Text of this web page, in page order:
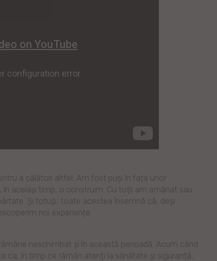
a călători altfel. Am fost puși în fața unor
același timp, o construim. Cu toții am amânat sau
Și totuși, toate acestea însemnă că, deși
noi experiențe.
neschimbat și în această perioadă. Acum când
în timp ce rămân atenți la sănătate și siguranță,